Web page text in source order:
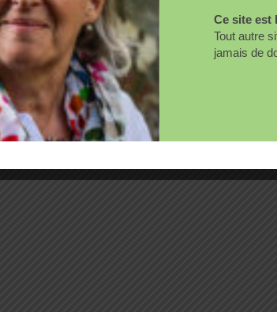
Twitter
MySpace
PrintFriendly
Dans la presse Commentaires: Soyez le premier à
cancer,chimiothérapie,Le Point
Haut de page
Ce site est
Tout autre
jamais de